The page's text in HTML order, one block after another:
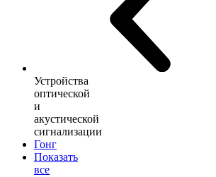
Устройства
оптической
и
акустической
сигнализации
Гонг
Показать
все